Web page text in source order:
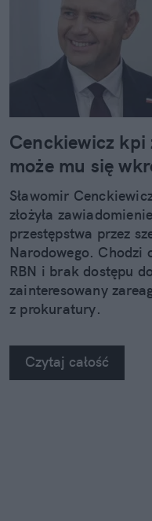
Cenckiewicz
może mu się
Sławomir
złożyła
przestępstwa przez
Narodowego. Chodzi
RBN i brak dostępu
zainteresowany
z prokuratury.
Czytaj całość